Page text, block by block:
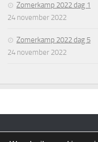
Zomerkamp 2022 dag 1
24 november 2022
Zomerkamp 2022 dag 5
24 november 2022